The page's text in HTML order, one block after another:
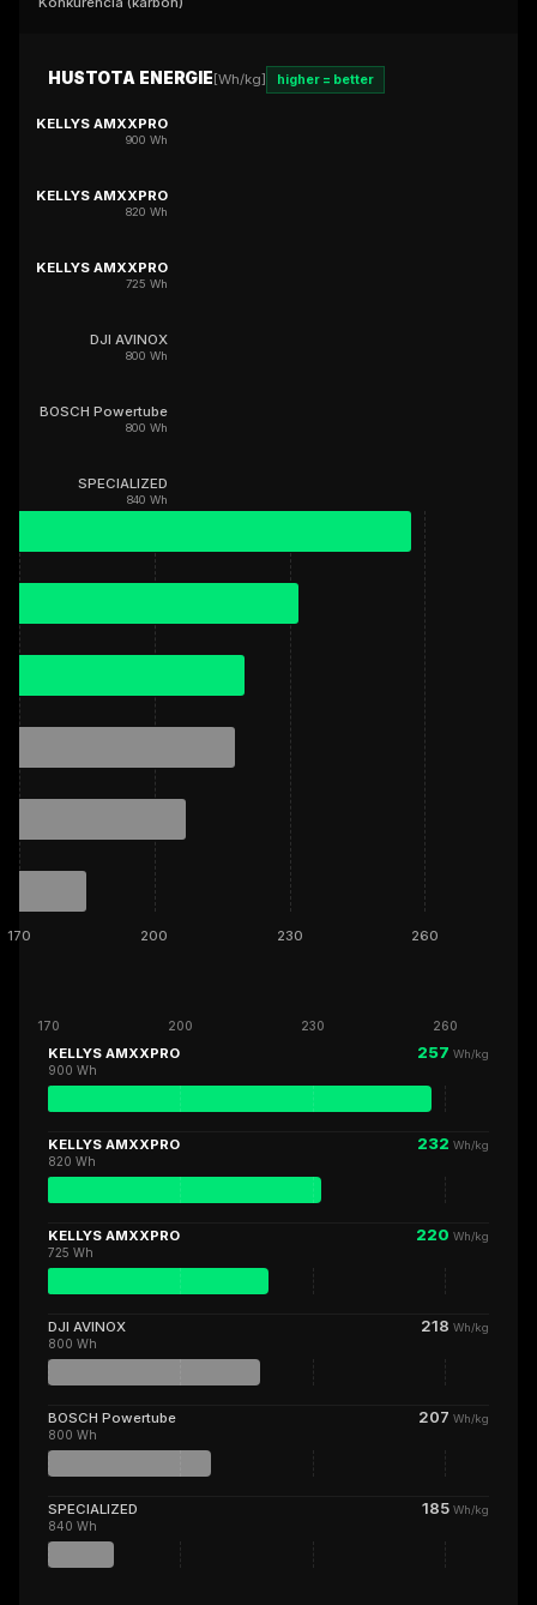
HUSTOTA ENERGIE [Wh/kg] higher = better
KELLYS AMXXPRO
900 Wh
KELLYS AMXXPRO
820 Wh
KELLYS AMXXPRO
725 Wh
DJI AVINOX
800 Wh
BOSCH Powertube
800 Wh
SPECIALIZED
840 Wh
170 200 230 260
170 200 230 260
KELLYS AMXXPRO
900 Wh
257 Wh/kg
KELLYS AMXXPRO
820 Wh
232 Wh/kg
KELLYS AMXXPRO
725 Wh
220 Wh/kg
DJI AVINOX
800 Wh
218 Wh/kg
BOSCH Powertube
800 Wh
207 Wh/kg
SPECIALIZED
840 Wh
185 Wh/kg